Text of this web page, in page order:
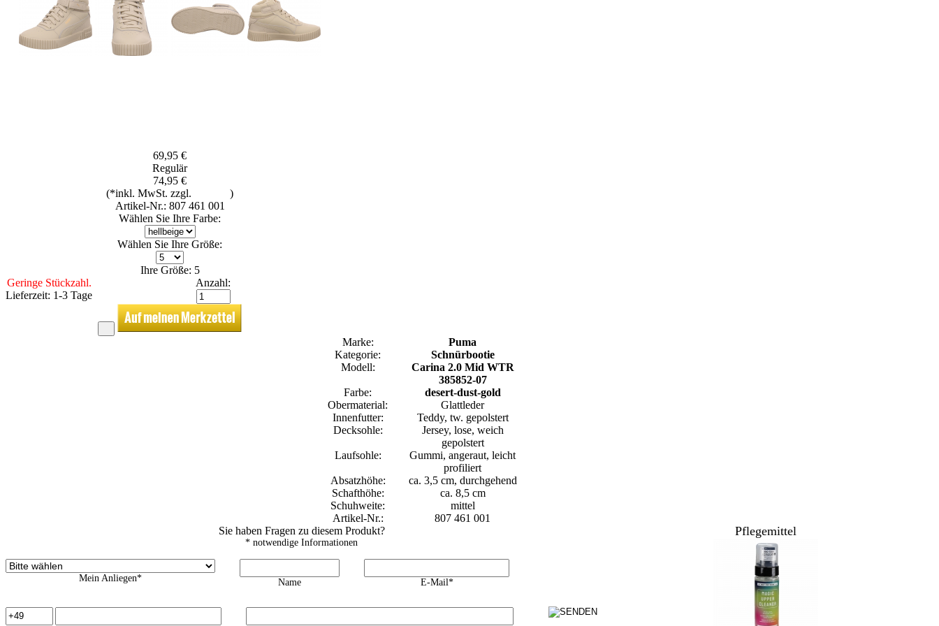
69,95 €
Regulär
74,95 €
(*inkl. MwSt. zzgl.
)
Artikel-Nr.: 807 461 001
Wählen Sie Ihre Farbe:
Wählen Sie Ihre Größe:
Ihre Größe: 5
Geringe Stückzahl.
Lieferzeit: 1-3 Tage
Anzahl:
Marke:
Puma
Kategorie:
Schnürbootie
Modell:
Carina 2.0 Mid WTR
385852-07
Farbe:
desert-dust-gold
Obermaterial:
Glattleder
Innenfutter:
Teddy, tw. gepolstert
Decksohle:
Jersey, lose, weich
gepolstert
Laufsohle:
Gummi, angeraut, leicht
profiliert
Absatzhöhe:
ca. 3,5 cm, durchgehend
Schafthöhe:
ca. 8,5 cm
Schuhweite:
mittel
Artikel-Nr.:
807 461 001
Sie haben Fragen zu diesem Produkt?
* notwendige Informationen
Mein Anliegen* Name E-Mail*
Pflegemittel